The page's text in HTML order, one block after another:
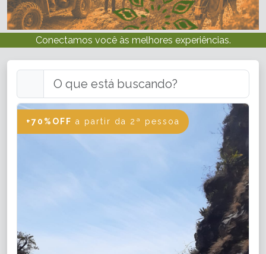
Conectamos você às melhores experiências.
+70%OFF a partir da 2ª pessoa